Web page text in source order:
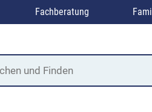
Fachberatung